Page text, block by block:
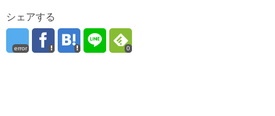
シェアする
error 0